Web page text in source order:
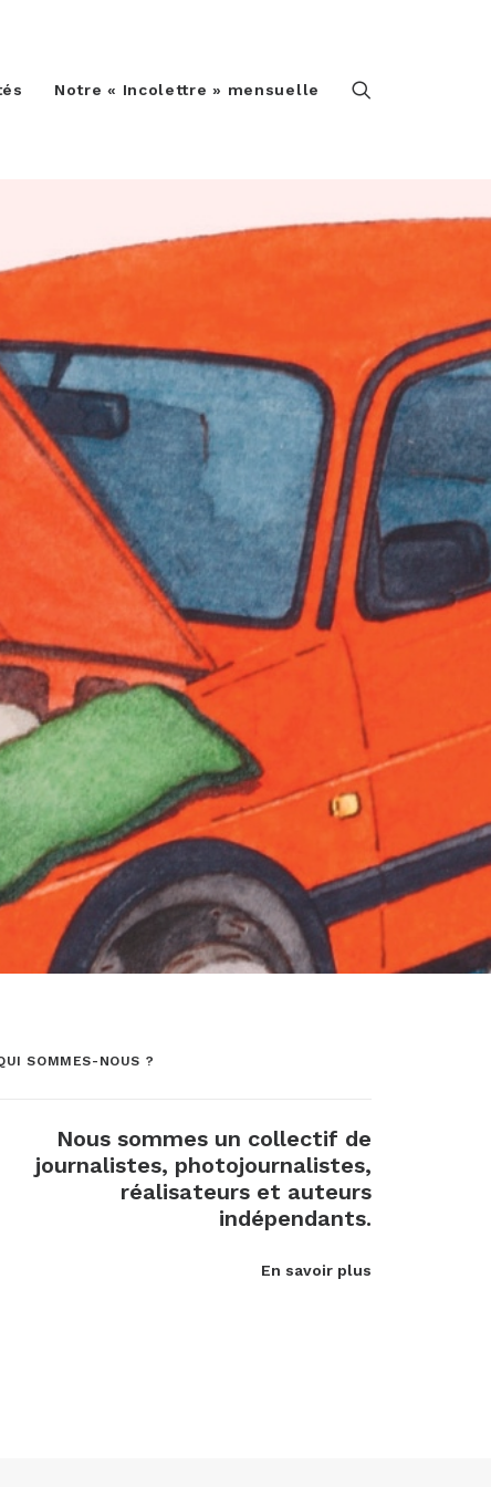
Notre « Incolettre » mensuelle
SOMMES-NOUS ?
Nous sommes un collectif de
journalistes, photojournalistes,
réalisateurs et auteurs
indépendants.
En savoir plus